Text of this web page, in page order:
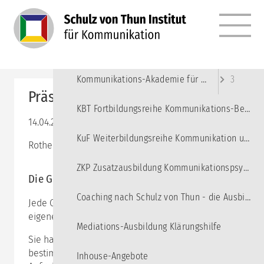
Präsenz-Impulstag: Teamkenntnis
14.04.2025 10:00–18:00
Rothenbaumchaussee 20, 20148 Hamburg
Die Gruppe verstehen
Jede Gruppe hat, wie jeder Mensch auch, einen ganz
eigenen Charakter.
Sie hat Stärken und Schwächen und kann damit
bestimmte Aufgaben gut bewältigen. Ändert sich die
MENÜ
Kommunikations-Akademie für junge Erwachsene 3
KBT Fortbildungsreihe Kommunikations-Beratung und Training
KuF Weiterbildungsreihe Kommunikation und Führung
ZKP Zusatzausbildung Kommunikationspsychologie
Coaching nach Schulz von Thun - die Ausbildung
Mediations-Ausbildung Klärungshilfe
Inhouse-Angebote